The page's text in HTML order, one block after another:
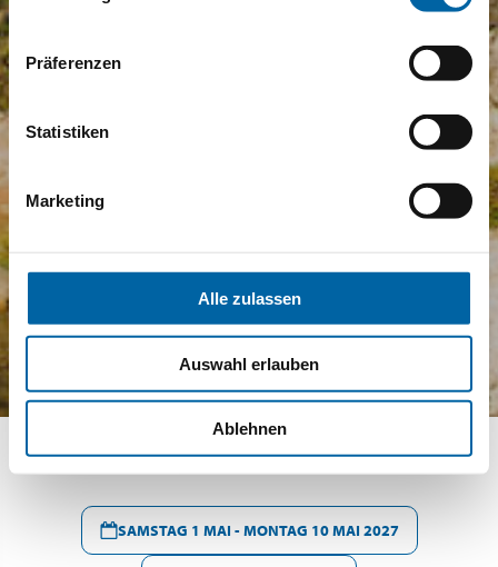
Präferenzen
Statistiken
Marketing
Alle zulassen
Auswahl erlauben
Ablehnen
SAMSTAG 1 MAI - MONTAG 10 MAI 2027